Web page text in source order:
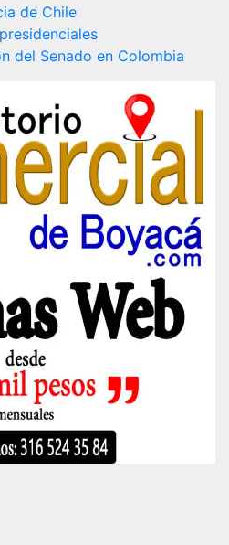
de Chile
del Senado en Colombia